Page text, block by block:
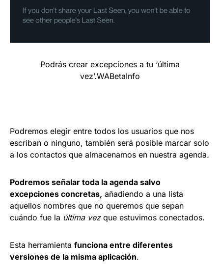
Podrás crear excepciones a tu ‘última
vez’.WABetaInfo
Podremos elegir entre todos los usuarios que nos
escriban o ninguno, también será posible marcar solo
a los contactos que almacenamos en nuestra agenda.
Podremos señalar toda la agenda salvo
excepciones concretas, añadiendo a una lista
aquellos nombres que no queremos que sepan
cuándo fue la última vezque estuvimos conectados.
Esta herramienta funciona entre diferentes
versiones de la misma aplicación.